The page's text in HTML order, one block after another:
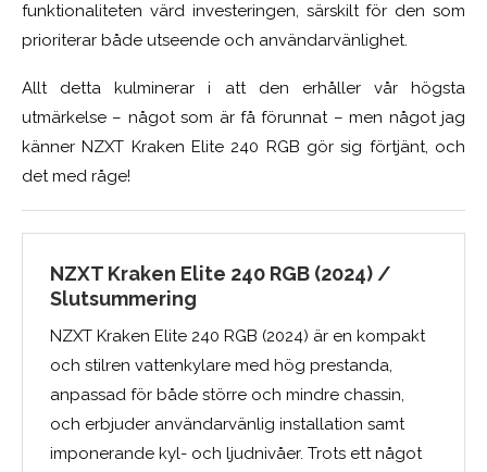
funktionaliteten värd investeringen, särskilt för den som
prioriterar både utseende och användarvänlighet.
Allt detta kulminerar i att den erhåller vår högsta
utmärkelse – något som är få förunnat – men något jag
känner NZXT Kraken Elite 240 RGB gör sig förtjänt, och
det med råge!
NZXT Kraken Elite 240 RGB (2024) /
Slutsummering
NZXT Kraken Elite 240 RGB (2024) är en kompakt
och stilren vattenkylare med hög prestanda,
anpassad för både större och mindre chassin,
och erbjuder användarvänlig installation samt
imponerande kyl- och ljudnivåer. Trots ett något